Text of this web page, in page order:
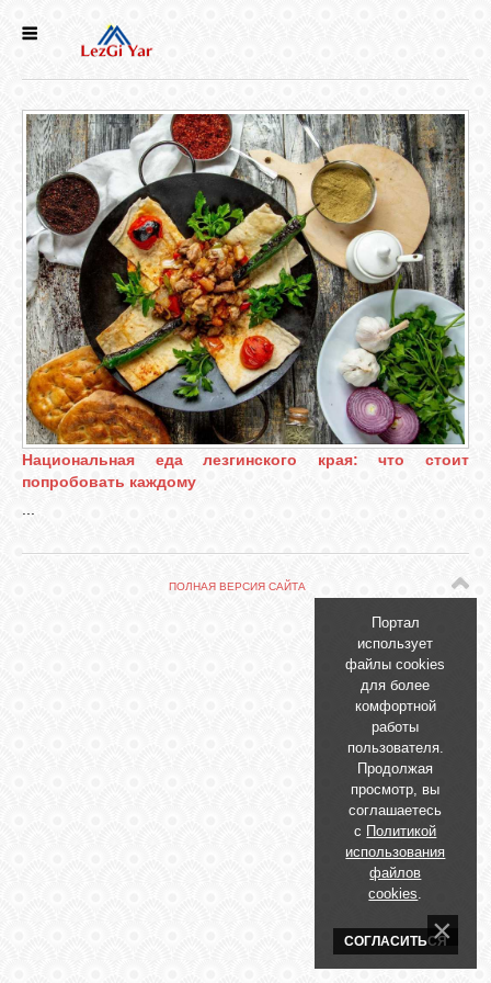
СЕЛА
ИСТОРИЯ
КУЛЬТУРА
ГОЛОС
ЛЕЗГИН
НАРОДЫ
БИБЛИОТЕКА
Национальная еда лезгинского края: что стоит
попробовать каждому
ПОЛНАЯ ВЕРСИЯ САЙТА
Портал
использует
файлы cookies
для более
комфортной
работы
пользователя.
Продолжая
просмотр, вы
соглашаетесь
с Политикой
использования
файлов
cookies
СОГЛАСИТЬСЯ